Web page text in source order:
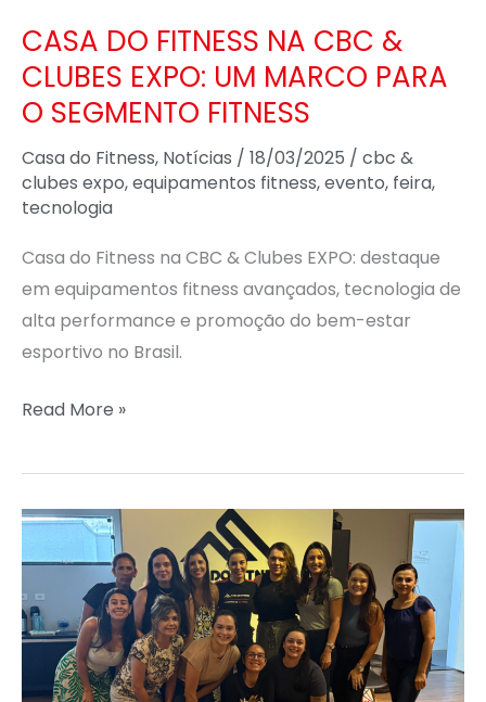
CASA DO FITNESS NA CBC &
CLUBES EXPO: UM MARCO PARA
O SEGMENTO FITNESS
Casa do Fitness, Notícias / 18/03/2025 / cbc &
clubes expo,equipamentos fitness,evento, feira,
tecnologia
Casa do Fitness na CBC & Clubes EXPO: destaque
em equipamentos fitness avançados, tecnologia de
alta performance e promoção do bem-estar
esportivo no Brasil.
MARCO
PARA
O
FITNESS
Read More »
CELEBRAÇÃO
DO
INTERNACIONAL
DA
MULHER